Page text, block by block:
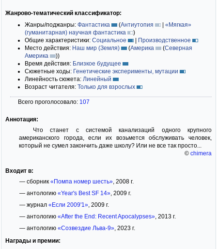
Жанрово-тематический классификатор:
Жанры/поджанры: Фантастика (Антиутопия | «Мягкая»
(гуманитарная) научная фантастика
)
Общие характеристики: Социальное | Производственное
Место действия: Наш мир (Земля) (Америка (Северная
Америка
))
Время действия: Близкое будущее
Сюжетные ходы: Генетические эксперименты, мутации
Линейность сюжета: Линейный
Возраст читателя: Только для взрослых
Всего проголосовало: 107
Аннотация:
Что станет с системой канализаций одного крупного
американского города, если их возьмется обслуживать человек,
который не сумел закончить даже школу? Или не все так просто...
© chimera
Входит в:
— сборник «Помпа номер шесть», 2008 г.
— антологию «Year's Best SF 14», 2009 г.
— журнал «Если 2009'1», 2009 г.
— антологию «After the End: Recent Apocalypses», 2013 г.
— антологию «Созвездие Льва-9», 2023 г.
Награды и премии: